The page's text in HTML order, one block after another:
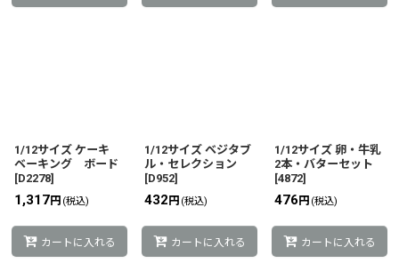
1/12サイズ ケーキ
ベーキング ボード
[D2278]
1,317円 (税込)
カートに入れる
1/12サイズ ベジタブ
ル・セレクション
[D952]
432 円 (税込)
カートに入れる
1/12サイズ 卵・牛乳
2本・バターセット
[4872]
476 円 (税込)
カートに入れる